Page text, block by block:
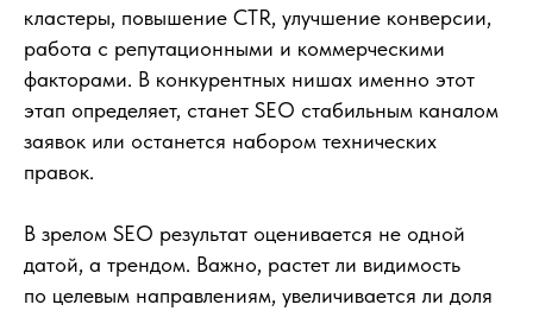
кластеры, повышение CTR, улучшение конверсии,
работа с репутационными и коммерческими
факторами. В конкурентных нишах именно этот
этап определяет, станет SEO стабильным каналом
заявок или останется набором технических
правок.
В зрелом SEO результат оценивается не одной
датой, а трендом. Важно, растет ли видимость
по целевым направлениям, увеличивается ли доля